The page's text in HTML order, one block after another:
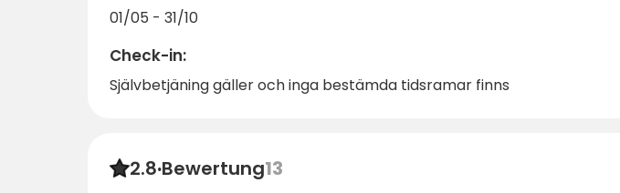
01/05 - 31/10
Check-in:
Självbetjäning gäller och inga bestämda tidsramar finns
2.8·Bewertung13